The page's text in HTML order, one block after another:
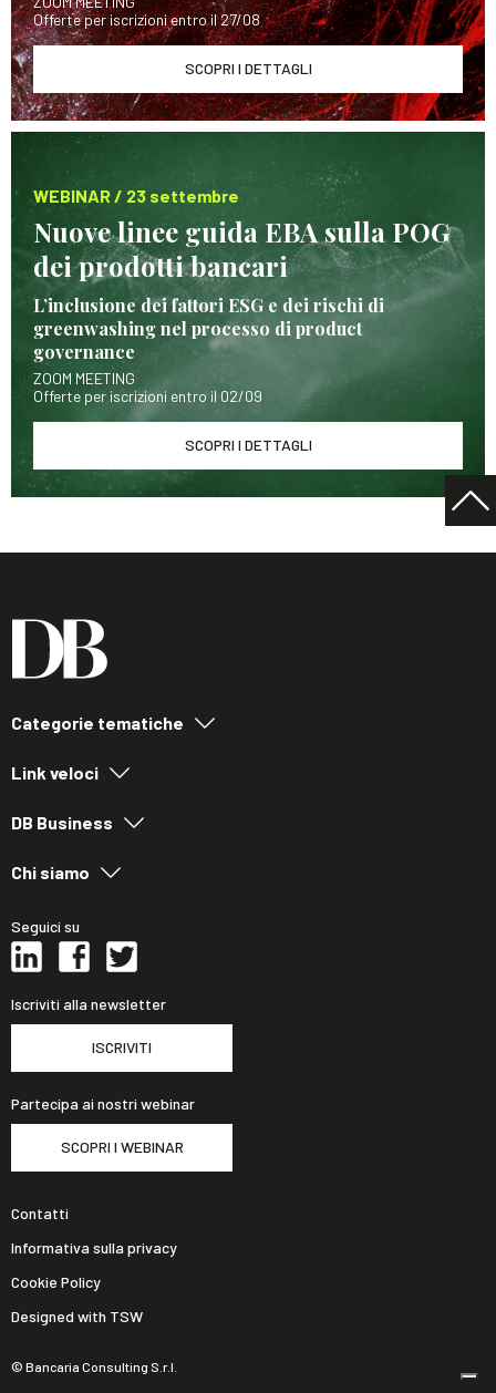
Offerte per iscrizioni entro il 27/08
SCOPRI I DETTAGLI
WEBINAR / 23 settembre
Nuove linee guida EBA sulla POG
dei prodotti bancari
L’inclusione dei fattori ESG e dei rischi di
greenwashing nel processo di product
governance
ZOOM MEETING
Offerte per iscrizioni entro il 02/09
SCOPRI I DETTAGLI
Categorie tematiche
Link veloci
DB Business
Chi siamo
Seguici su
Iscriviti alla newsletter
ISCRIVITI
Partecipa ai nostri webinar
SCOPRI I WEBINAR
© Bancaria Consulting S.r.l.
Contatti
Informativa sulla privacy
Cookie Policy
Designed with TSW